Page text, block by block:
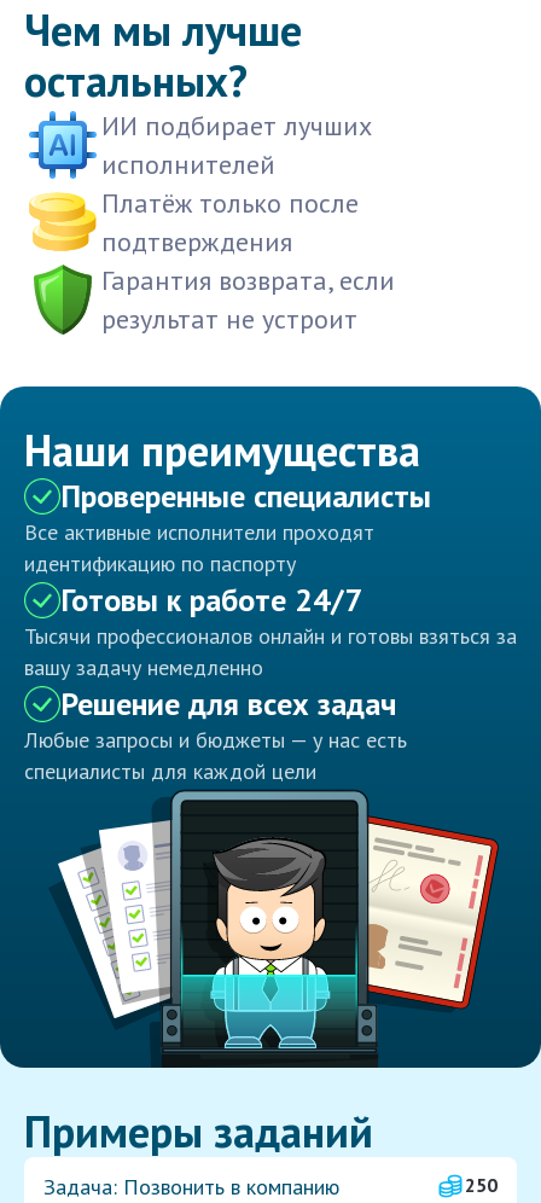
Чем мы лучше
остальных?
ИИ подбирает лучших
исполнителей
Платёж только после
подтверждения
Гарантия возврата, если
результат не устроит
Наши преимущества
Проверенные специалисты
Все активные исполнители проходят
идентификацию по паспорту
Готовы к работе 24/7
Тысячи профессионалов онлайн и готовы взяться за
вашу задачу немедленно
Решение для всех задач
Любые запросы и бюджеты — у нас есть
специалисты для каждой цели
Примеры заданий
Задача: Позвонить в компанию
250